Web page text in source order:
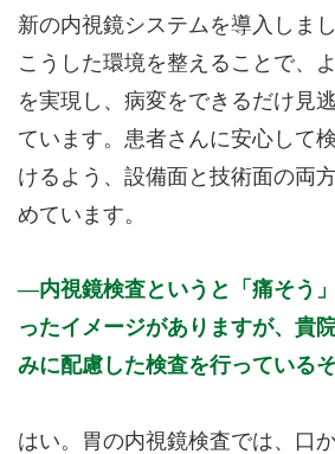
新の内視鏡システムを導入しまし
こうした環境を整えることで、
を実現し、病変をできるだけ見
ています。患者さんに安心して
けるよう、設備面と技術面の両
めています。
内視鏡検査というと「痛そう
ったイメージがありますが、貴
みに配慮した検査を行っているそ
はい。胃の内視鏡検査では、口